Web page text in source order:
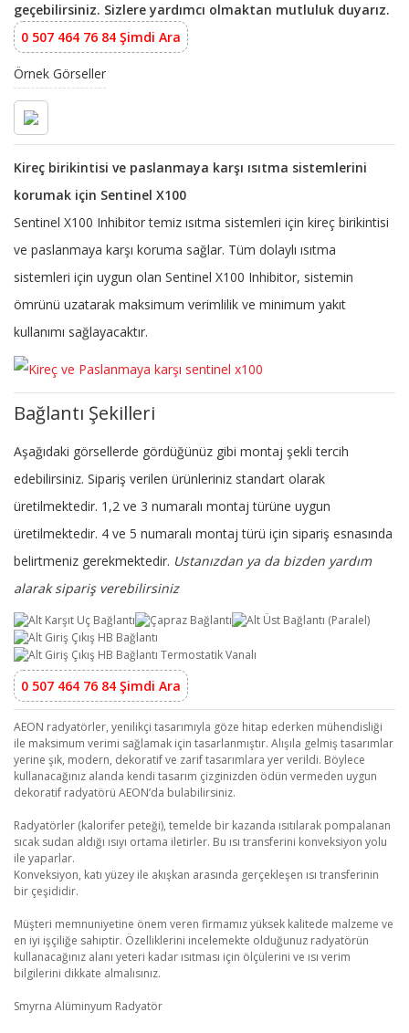
geçebilirsiniz. Sizlere yardımcı olmaktan mutluluk duyarız.
0 507 464 76 84 Şimdi Ara
Örnek Görseller
Kireç birikintisi ve paslanmaya karşı ısıtma sistemlerini
korumak için Sentinel X100
Sentinel X100 Inhibitor temiz ısıtma sistemleri için kireç birikintisi
ve paslanmaya karşı koruma sağlar. Tüm dolaylı ısıtma
sistemleri için uygun olan Sentinel X100 Inhibitor, sistemin
ömrünü uzatarak maksimum verimlilik ve minimum yakıt
kullanımı sağlayacaktır.
Bağlantı Şekilleri
Aşağıdaki görsellerde gördüğünüz gibi montaj şekli tercih
edebilirsiniz. Sipariş verilen ürünleriniz standart olarak
üretilmektedir. 1,2 ve 3 numaralı montaj türüne uygun
üretilmektedir. 4 ve 5 numaralı montaj türü için sipariş esnasında
belirtmeniz gerekmektedir. Ustanızdan ya da bizden yardım
alarak sipariş verebilirsiniz
0 507 464 76 84 Şimdi Ara
AEON radyatörler, yenilikçi tasarımıyla göze hitap ederken mühendisliği
ile maksimum verimi sağlamak için tasarlanmıştır. Alışıla gelmiş tasarımlar
yerine şık, modern, dekoratif ve zarif tasarımlara yer verildi. Böylece
kullanacağınız alanda kendi tasarım çizginizden ödün vermeden uygun
dekoratif radyatörü AEON’da bulabilirsiniz.
Radyatörler (kalorifer peteği), temelde bir kazanda ısıtılarak pompalanan
sıcak sudan aldığı ısıyı ortama iletirler. Bu ısı transferini konveksiyon yolu
ile yaparlar.
Konveksiyon, katı yüzey ile akışkan arasında gerçekleşen ısı transferinin
bir çeşididir.
Müşteri memnuniyetine önem veren firmamız yüksek kalitede malzeme ve
en iyi işçiliğe sahiptir. Özelliklerini incelemekte olduğunuz radyatörün
kullanacağınız alanı yeteri kadar ısıtması için ölçülerini ve ısı verim
bilgilerini dikkate almalısınız.
Smyrna Alüminyum Radyatör